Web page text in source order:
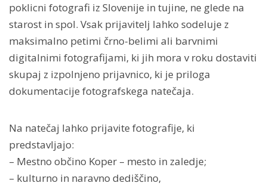
poklicni fotografi iz Slovenije in tujine, ne glede na
starost in spol. Vsak prijavitelj lahko sodeluje z
maksimalno petimi črno-belimi ali barvnimi
digitalnimi fotografijami, ki jih mora v roku dostaviti
skupaj z izpolnjeno prijavnico, ki je priloga
dokumentacije fotografskega natečaja.
Na natečaj lahko prijavite fotografije, ki
predstavljajo:
– Mestno občino Koper – mesto in zaledje;
– kulturno in naravno dediščino,